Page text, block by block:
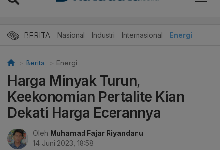
BERITA Nasional Industri Internasional Energi
Berita Energi
Harga Minyak Turun,
Keekonomian Pertalite Kian
Dekati Harga Ecerannya
Oleh Muhamad Fajar Riyandanu
14 Juni 2023, 18:58